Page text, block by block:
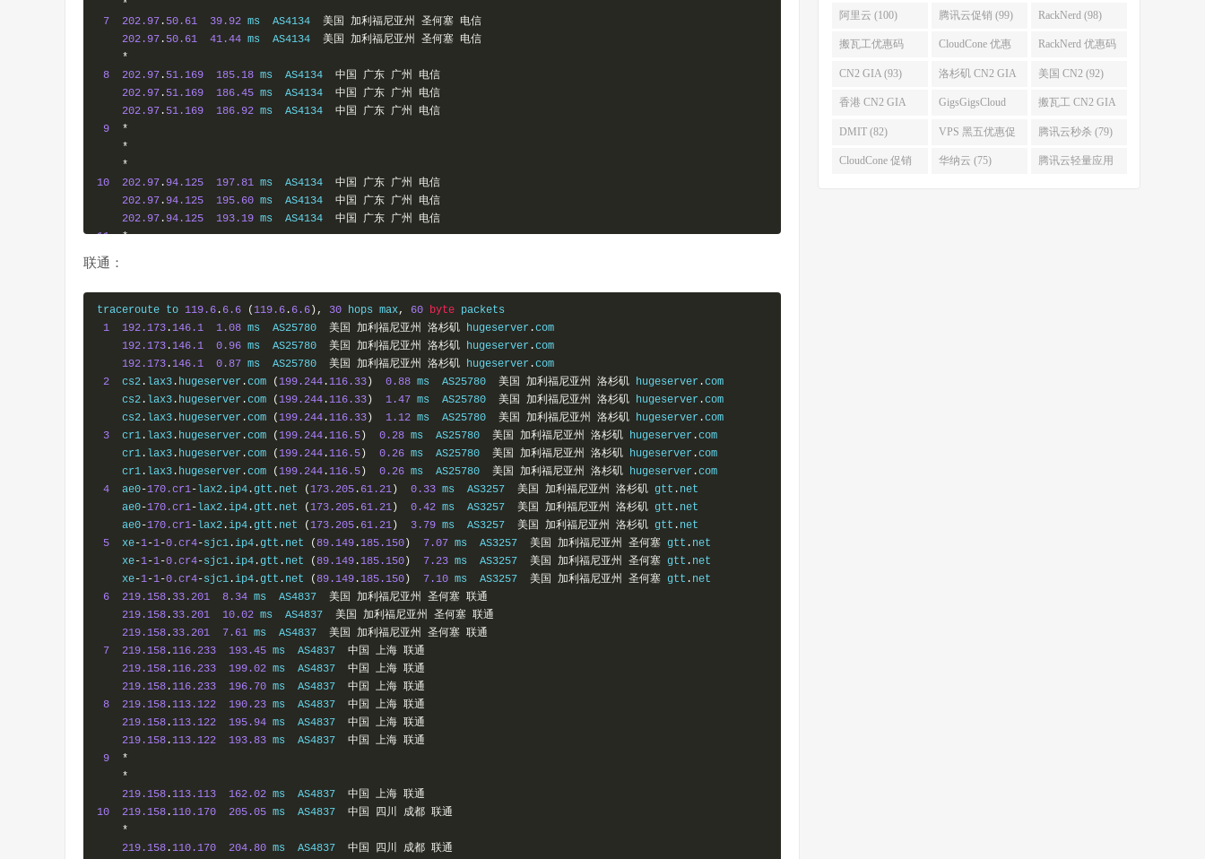
*
7
202.97 . 50.61 39.92 ms  AS4134 美国 加利福尼亚州 圣何塞 电信
202.97 . 50.61 41.44 ms  AS4134 美国 加利福尼亚州 圣何塞 电信
*
8
202.97 . 51.169 185.18 ms  AS4134 中国 广东 广州
电信
202.97 . 51.169 186.45 ms  AS4134 中国 广东 广州
电信
202.97 . 51.169 186.92 ms  AS4134 中国 广东 广州
电信
9
*
*
*
10
202.97 .94.125 197.81 ms  AS4134 中国 广东 广州
电信
202.97 .94.125 195.60 ms  AS4134 中国 广东 广州
电信
202.97 .94.125 193.19 ms  AS4134 中国 广东 广州
电信
11
*
12
*
*
*
61.139. 113.54 212.06 ms  AS4134 中国 四川 成都 电信
61.139. 113.54 213.84 ms  AS4134 中国 四川 成都 电信
61.139.113.54 246.57 ms  AS4134 中国 四川 成都
电信
  ns
. sc.cninfo.net (61.139 . 2.69 ) 221.84 ms  AS4134 中国 四川 成都 电信
    ns
. sc.cninfo.net (61.139 . 2.69 ) 223.67 ms  AS4134 中国 四川 成都 电信
    ns
. sc.cninfo.net (61.139 . 2.69 ) 226.90 ms  AS4134 中国 四川 成都 电信
联通：
traceroute to 119.6 . 6.6 ( 119.6 . 6.6), 30 hops max, 60 byte packets
1
192.173 . 146.1 1.08 ms  AS25780 美国 加利福尼亚州 洛杉矶 hugeserver .com
192.173 . 146.1 0.96 ms  AS25780 美国 加利福尼亚州 洛杉矶 hugeserver .com
192.173 . 146.1 0.87 ms  AS25780 美国 加利福尼亚州 洛杉矶 hugeserver .com
2
  cs2
. lax3 . hugeserver .com ( 199.244 . 116.33) 0.88 ms  AS25780 美国 加利福尼亚州 洛杉矶 hugeserver .com
    cs2
. lax3 . hugeserver .com ( 199.244 . 116.33) 1.47 ms  AS25780 美国 加利福尼亚州 洛杉矶 hugeserver .com
    cs2
. lax3 . hugeserver .com ( 199.244 . 116.33) 1.12 ms  AS25780 美国 加利福尼亚州 洛杉矶 hugeserver .com
3
  cr1
. lax3 . hugeserver .com ( 199.244 . 116.5) 0.28 ms  AS25780 美国 加利福尼亚州 洛杉矶 hugeserver .com
    cr1
. lax3 . hugeserver .com ( 199.244 . 116.5) 0.26 ms  AS25780 美国 加利福尼亚州 洛杉矶 hugeserver .com
    cr1
. lax3 . hugeserver .com ( 199.244 . 116.5) 0.26 ms  AS25780 美国 加利福尼亚州 洛杉矶 hugeserver .com
4
  ae0
-170.cr1-lax2 .ip4 .gtt . net ( 173.205 . 61.21) 0.33 ms  AS3257 美国 加利福尼亚州 洛杉矶 gtt . net
    ae0
-170.cr1-lax2 .ip4 .gtt . net ( 173.205 . 61.21) 0.42 ms  AS3257 美国 加利福尼亚州 洛杉矶 gtt . net
    ae0
-170.cr1-lax2 .ip4 .gtt . net ( 173.205 . 61.21) 3.79 ms  AS3257 美国 加利福尼亚州 洛杉矶 gtt . net
5
  xe
-1-1-0.cr4-sjc1 .ip4 .gtt . net (89.149 . 185.150) 7.07 ms  AS3257 美国 加利福尼亚州 圣何塞 gtt . net
    xe
-1-1-0.cr4-sjc1 .ip4 .gtt . net (89.149 . 185.150) 7.23 ms  AS3257 美国 加利福尼亚州 圣何塞 gtt . net
    xe
-1-1-0.cr4-sjc1 .ip4 .gtt . net (89.149 . 185.150) 7.10 ms  AS3257 美国 加利福尼亚州 圣何塞 gtt . net
6
219.158 . 33.201 8.34 ms  AS4837 美国 加利福尼亚州 圣何塞 联通
219.158 . 33.201 10.02 ms  AS4837 美国 加利福尼亚州 圣何塞 联通
219.158 . 33.201 7.61 ms  AS4837 美国 加利福尼亚州 圣何塞 联通
7
219.158 . 116.233 193.45 ms  AS4837 中国 上海 联通
219.158 . 116.233 199.02 ms  AS4837 中国 上海 联通
219.158 . 116.233 196.70 ms  AS4837 中国 上海 联通
8
219.158 . 113.122 190.23 ms  AS4837 中国 上海 联通
219.158 . 113.122 195.94 ms  AS4837 中国 上海 联通
219.158 . 113.122 193.83 ms  AS4837 中国 上海 联通
9
*
*
219.158 . 113.113 162.02 ms  AS4837 中国 上海 联通
10
219.158 . 110.170 205.05 ms  AS4837 中国 四川 成都 联通
*
219.158 . 110.170 204.80 ms  AS4837 中国 四川 成都 联通
促销 (106)
阿里云 (100) 腾讯云促销 (99) RackNerd (98)
搬瓦工优惠码
(96)
CloudCone 优惠
码 (96)
RackNerd 优惠码
(94)
CN2 GIA (93) 洛杉矶 CN2 GIA
(93)
美国 CN2 (92)
香港 CN2 GIA
(92)
GigsGigsCloud
(85)
搬瓦工 CN2 GIA
(83)
DMIT (82) VPS 黑五优惠促
销整理 (80)
腾讯云秒杀 (79)
CloudCone 促销 华纳云 (75) 腾讯云轻量应用